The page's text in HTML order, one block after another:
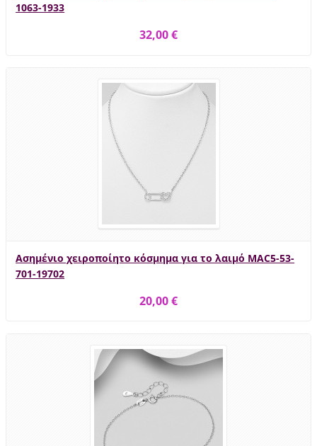
1063-1933
32,00 €
Ασημένιο χειροποίητο κόσμημα για το λαιμό MAC5-53-
701-19702
20,00 €